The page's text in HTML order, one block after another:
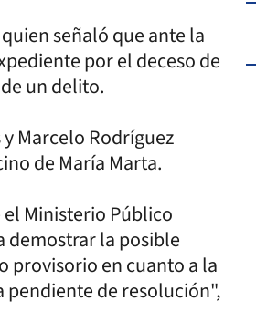
señaló que ante la
por el deceso de
un delito.
Marcelo Rodríguez
de María Marta.
Ministerio Público
demostrar la posible
provisorio en cuanto a la
pendiente de resolución",